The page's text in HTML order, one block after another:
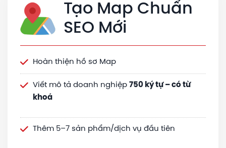
Tạo Map Chuẩn
SEO Mới
Hoàn thiện hồ sơ Map
Viết mô tả doanh nghiệp 750 ký tự – có từ
khoá
Thêm 5–7 sản phẩm/dịch vụ đầu tiên